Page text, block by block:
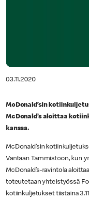
03.11.2020
McDonald’sin
McDonald’s aloittaa
kanssa.
McDonald’sin
Vantaan Tammistoon, kun
McDonald’s-ravintola
toteutetaan yhteistyössä
kotiinkuljetukset tiistaina